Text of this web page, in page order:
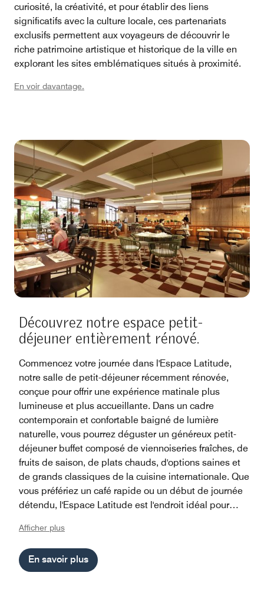
curiosité, la créativité, et pour établir des liens
significatifs avec la culture locale, ces partenariats
exclusifs permettent aux voyageurs de découvrir le
riche patrimoine artistique et historique de la ville en
explorant les sites emblématiques situés à proximité.
En voir davantage.
Découvrez notre espace petit-
déjeuner entièrement rénové.
Commencez votre journée dans l'Espace Latitude,
notre salle de petit-déjeuner récemment rénovée,
conçue pour offrir une expérience matinale plus
lumineuse et plus accueillante. Dans un cadre
contemporain et confortable baigné de lumière
naturelle, vous pourrez déguster un généreux petit-
déjeuner buffet composé de viennoiseries fraîches, de
fruits de saison, de plats chauds, d'options saines et
de grands classiques de la cuisine internationale. Que
vous préfériez un café rapide ou un début de journée
détendu, l'Espace Latitude est l'endroit idéal pour
espace de petit-déjeuner, c'est un cadre accueillant
pour se ressourcer avant d'explorer la ville ou de
commencer sa journée.
Afficher plus
En savoir plus